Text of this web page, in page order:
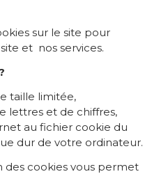
sur le site pour
et nos services.
taille limitée,
lettres et de chiffres,
au fichier cookie du
dur de votre ordinateur.
cookies vous permet